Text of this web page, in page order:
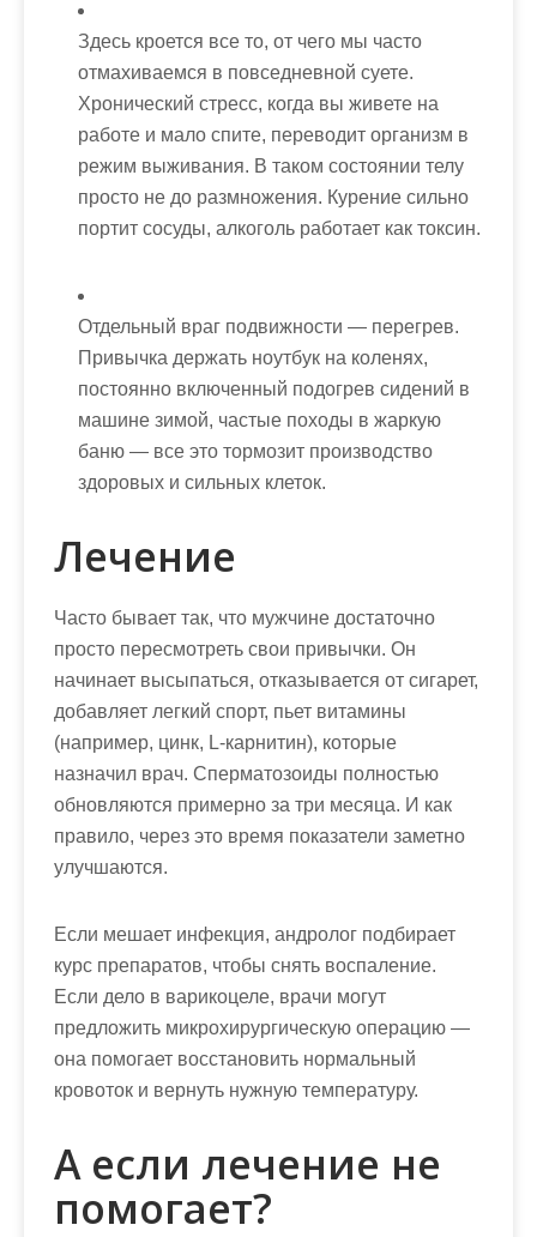
Здесь кроется все то, от чего мы часто
отмахиваемся в повседневной суете.
Хронический стресс, когда вы живете на
работе и мало спите, переводит организм в
режим выживания. В таком состоянии телу
просто не до размножения. Курение сильно
портит сосуды, алкоголь работает как токсин.
Отдельный враг подвижности — перегрев.
Привычка держать ноутбук на коленях,
постоянно включенный подогрев сидений в
машине зимой, частые походы в жаркую
баню — все это тормозит производство
здоровых и сильных клеток.
Лечение
Часто бывает так, что мужчине достаточно
просто пересмотреть свои привычки. Он
начинает высыпаться, отказывается от сигарет,
добавляет легкий спорт, пьет витамины
(например, цинк, L-карнитин), которые
назначил врач. Сперматозоиды полностью
обновляются примерно за три месяца. И как
правило, через это время показатели заметно
улучшаются.
Если мешает инфекция, андролог подбирает
курс препаратов, чтобы снять воспаление.
Если дело в варикоцеле, врачи могут
предложить микрохирургическую операцию —
она помогает восстановить нормальный
кровоток и вернуть нужную температуру.
А если лечение не
помогает?